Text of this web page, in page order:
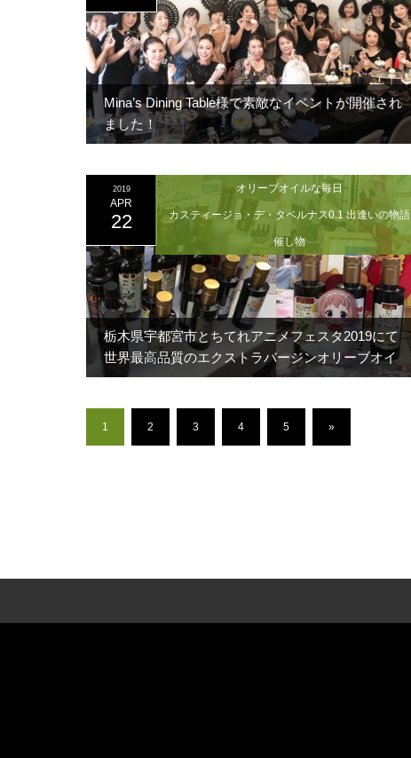
Mina’s Dining Table様で素敵なイベントが開催され
ました！
栃木県宇都宮市とちてれアニメフェスタ2019にて
世界最高品質のエクストラバージンオリーブオイ
ル『カスティージョ・デ・タベルナス0.1』が登場
2019
APR
22
オリーブオイルな毎日
カスティージョ・デ・タベルナス0.1 出逢いの物語
催し物
1 2 3 4 5 »